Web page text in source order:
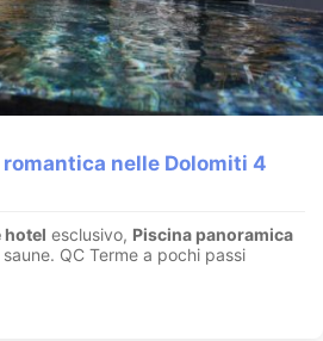
nelle Dolomiti 4
hotel esclusivo, Piscina panoramica
QC Terme a pochi passi